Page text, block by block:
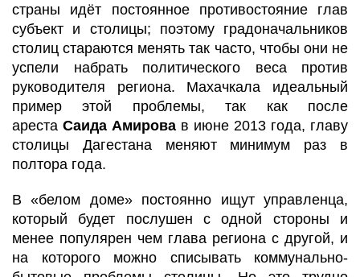
страны идёт постоянное противостояние глав
субъект и столицы; поэтому градоначальников
столиц стараются менять так часто, чтобы они не
успели набрать политического веса против
руководителя региона. Махачкала идеальный
пример этой проблемы, так как после
ареста Саида Амирова в июне 2013 года, главу
столицы Дагестана меняют минимум раз в
полтора года.
В «белом доме» постоянно ищут управленца,
который будет послушен с одной стороны и
менее популярен чем глава региона с другой, и
на которого можно списывать коммунально-